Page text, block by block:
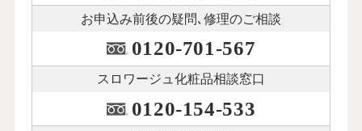
お申込み前後の疑問､修理のご相談
0120-701-567
スロワージュ化粧品相談窓口
0120-154-533